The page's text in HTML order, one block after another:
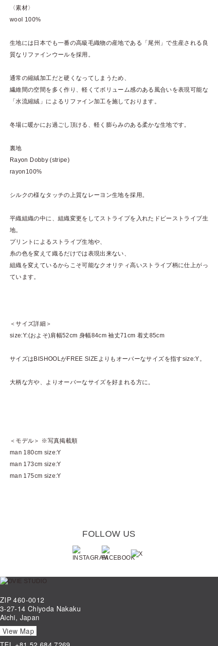
〈素材〉
wool 100%
生地には日本でも一番の高級毛織物の産地である「尾州」で生産される良
質なリファインウールを採用。
通常の縮絨加工だと硬くなってしまうため、
繊維間の空間を多く作り、軽くてボリューム感のある風合いを表現可能な
「水流縮絨」によるリファイン加工を施しております。
冬場に暖かにお過ごし頂ける、軽く膨らみのある柔かな生地です。
裏地
Rayon Dobby (stripe)
rayon100%
シルクの様なタッチの上質なレーヨン生地を採用。
平織組織の中に、組織変更をしてストライプを入れたドビーストライプ生
地。
プリントによるストライプ生地や、
糸の色を変えて織るだけでは表現出来ない、
組織を変えているからこそ可能なクオリティ高いストライプ柄に仕上がっ
ています。
＜サイズ詳細＞
size:Y:(およそ)肩幅52cm 身幅84cm 袖丈71cm 着丈85cm
サイズはBISHOOLがFREE SIZEよりもオーバーなサイズを指すsize:Y。
大柄な方や、よりオーバーなサイズを好まれる方に。
＜モデル＞ ※写真掲載順
man 180cm size:Y
man 173cm size:Y
man 175cm size:Y
FOLLOW US
ZIP 460-0012
3-27-14 Chiyoda Nakaku
Aichi, Japan
View Map